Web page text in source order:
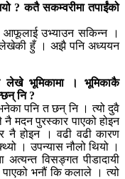
? कतै सकम्वरीमा तपाईंको
आफूलाई उभ्याउन सकिन्न ।
लेखेकी हुँ । अझै पनि अध्ययन
लेखे भूमिकामा । भूमिकाकै
नि ?
पनि त छन् नि । त्यो दुवै
मदन पुरस्कार पाएको होइन
नै होइन । वढी वढी कारण
। उपन्यास नौलो थियो ।
अत्यन्त विसङ्गत पीडादायी
पाएको भनौं कि कलाले । त्यो